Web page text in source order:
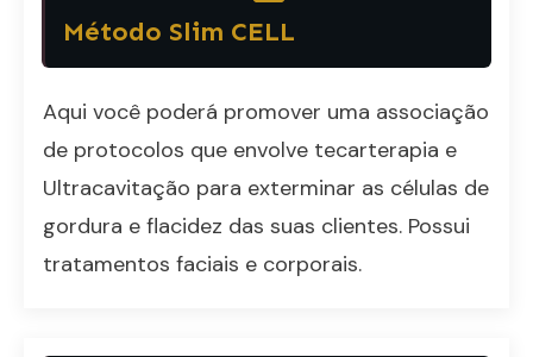
Método Slim CELL
Aqui você poderá promover uma associação
de protocolos que envolve tecarterapia e
Ultracavitação para exterminar as células de
gordura e flacidez das suas clientes. Possui
tratamentos faciais e corporais.